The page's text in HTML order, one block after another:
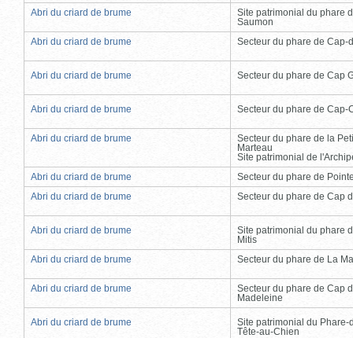
Abri du criard de brume
Site patrimonial du phare
Saumon
Abri du criard de brume
Secteur du phare de Cap-
Abri du criard de brume Secteur du phare de Cap
Abri du criard de brume Secteur du phare de Cap-
Abri du criard de brume
Secteur du phare de la
Marteau
Site patrimonial de
Abri du criard de brume
Secteur du phare de
Abri du criard de brume
Secteur du phare de Cap
Abri du criard de brume
Site patrimonial du phare
Mitis
Abri du criard de brume
Secteur du phare de La
Abri du criard de brume
Secteur du phare de Cap
Madeleine
Abri du criard de brume
Site patrimonial du Phare-
Tête-au-Chien